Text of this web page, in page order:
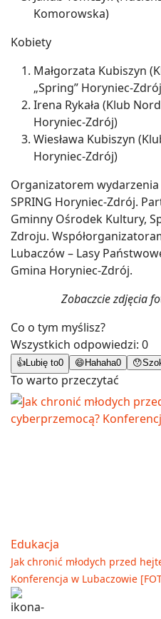
Komorowska)
Kobiety
Małgorzata Kubiszyn
„Spring” Horyniec-
Irena Rykała (Klub
Horyniec-Zdrój)
Wiesława Kubiszyn
Horyniec-Zdrój)
Organizatorem wydarzenia
SPRING Horyniec-Zdrój.
Gminny Ośrodek Kultury,
Zdroju.
Lubaczów – Lasy
Gmina Horyniec-Zdrój.
Zobaczcie zdjęcia
Co o tym myślisz?
Wszystkich odpowiedzi: 0
👍 Lubię to0 😄 Hahaha0 😯
To warto przeczytać
Edukacja
Jak chronić młodych przed
Konferencja w Lubaczowie